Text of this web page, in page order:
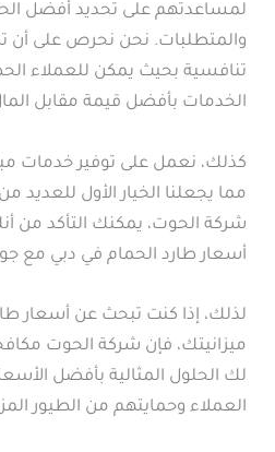
لمساعدتهم على تحديد أفضل
والمتطلبات. نحن نحرص على أن
تنافسية بحيث يمكن للعملاء
الخدمات بأفضل قيمة مقابل
كذلك، نعمل على توفير خدمات
مما يجعلنا الخيار الأول للعديد
شركة الحوت، يمكنك التأكد
أسعار طارد الحمام في دبي مع
لذلك، إذا كنت تبحث عن أسعار
ميزانيتك، فإن شركة الحوت
لك الحلول المثالية بأفضل
العملاء وحمايتهم من الطيور